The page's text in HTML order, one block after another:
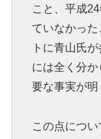
こと、平成
ていなかっ
トに青山氏
には全く分
要な事実が明
この点につ